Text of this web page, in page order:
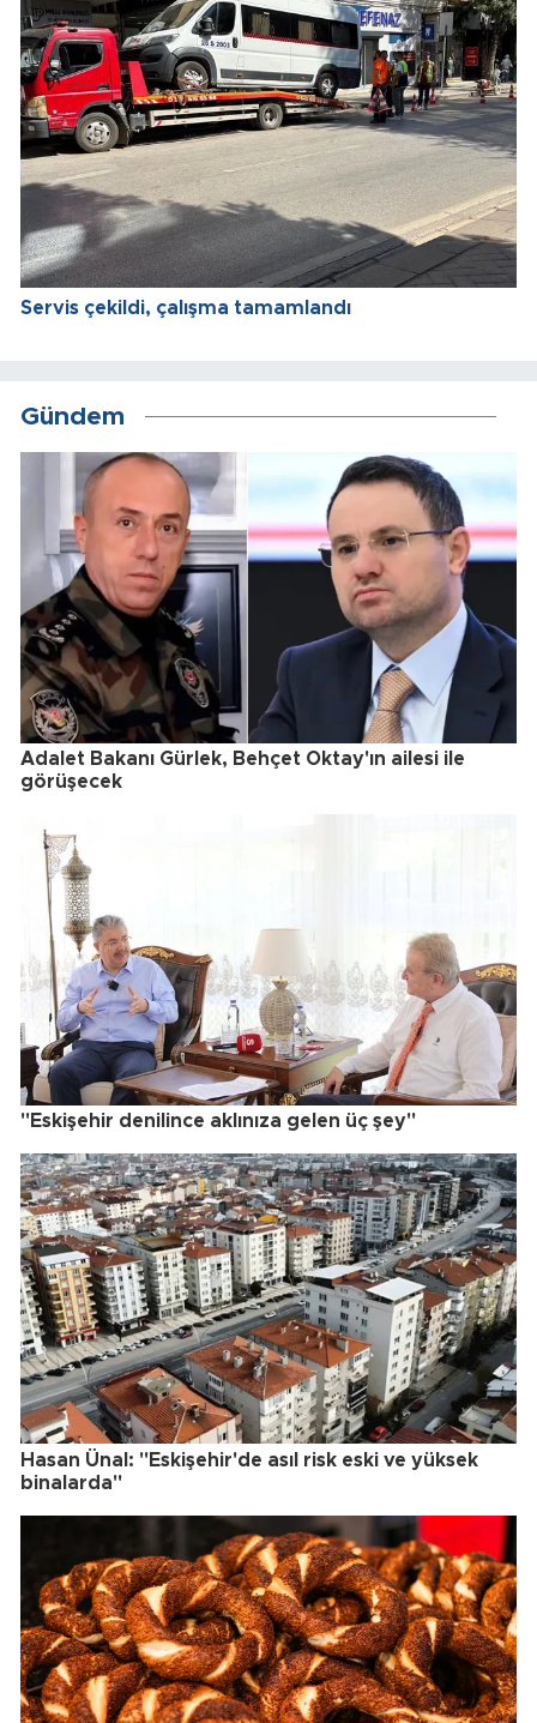
Servis çekildi, çalışma tamamlandı
Gündem
Adalet Bakanı Gürlek, Behçet Oktay'ın ailesi ile
görüşecek
"Eskişehir denilince aklınıza gelen üç şey"
Hasan Ünal: "Eskişehir'de asıl risk eski ve yüksek
binalarda"